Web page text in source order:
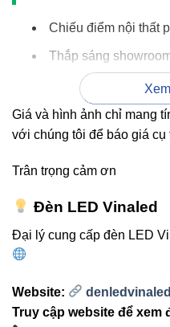
Chiếu điểm nội thất
Thắp sáng
Lắp cho cửa hàng
Dùng trong văn
Lắp đặt cho nhà
Bảng so
TIÊU
Giá và hình ảnh chỉ mang
với chúng tôi để báo giá cụ
Trân trọng cảm ơn
Đèn LED Vinaled
Đại lý cung cấp đèn LED
Website:
Truy cập website để xem